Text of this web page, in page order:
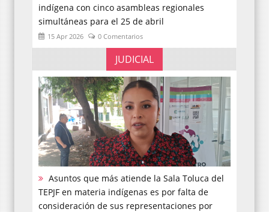
indígena con cinco asambleas regionales
simultáneas para el 25 de abril
15 Apr 2026 0 Comentarios
JUDICIAL
Asuntos que más atiende la Sala Toluca del
TEPJF en materia indígenas es por falta de
consideración de sus representaciones por